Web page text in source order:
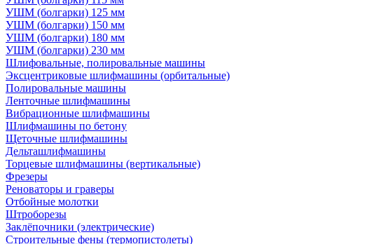
УШМ (болгарки) 125 мм
УШМ (болгарки) 150 мм
УШМ (болгарки) 180 мм
УШМ (болгарки) 230 мм
Шлифовальные, полировальные машины
Эксцентриковые шлифмашины (орбитальные)
Полировальные машины
Ленточные шлифмашины
Вибрационные шлифмашины
Шлифмашины по бетону
Щеточные шлифмашины
Дельташлифмашины
Торцевые шлифмашины (вертикальные)
Фрезеры
Реноваторы и граверы
Отбойные молотки
Штроборезы
Заклёпочники (электрические)
Строительные фены (термопистолеты)